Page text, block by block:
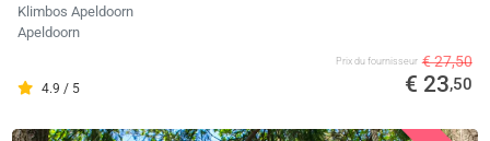
Klimbos Apeldoorn
Apeldoorn
4.9 / 5
Prix ​​du fournisseur € 27,50
€ 23,50